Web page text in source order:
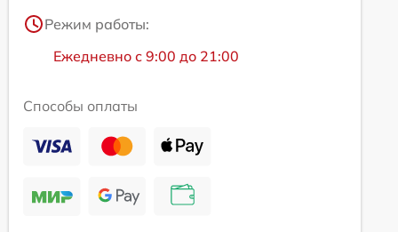
Режим работы:
Ежедневно с 9:00 до 21:00
Способы оплаты